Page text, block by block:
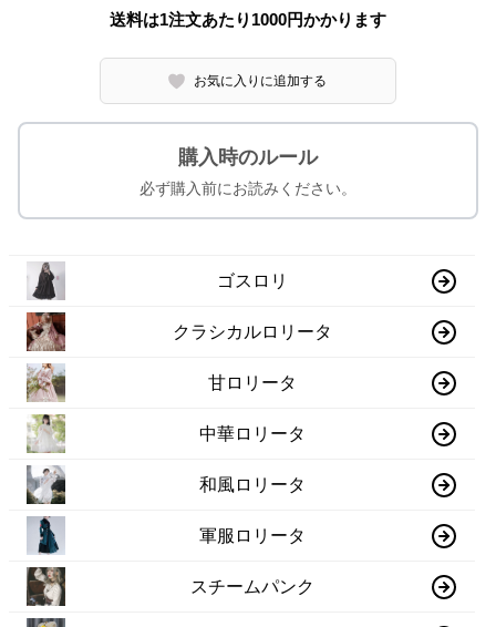
送料は1注文あたり 1000円かかります
お気に入りに追加する
購入時のルール
必ず購入前にお読みください。
ゴスロリ
クラシカルロリータ
甘ロリータ
中華ロリータ
和風ロリータ
軍服ロリータ
スチームパンク